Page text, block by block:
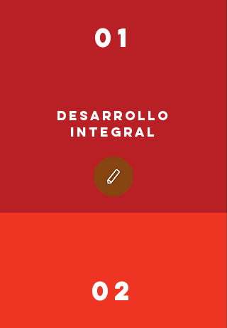
01
DESARROLLO
INTEGRAL
02